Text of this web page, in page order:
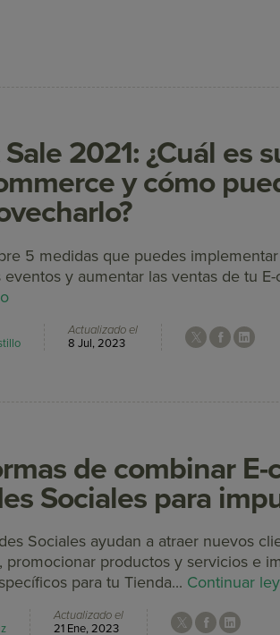
2021: ¿Cuál es
y cómo
5 medidas que puedes
eventos y aumentar las ventas de tu
Actualizado el
8 Jul, 2023
de combinar E-
Sociales para
Sociales ayudan a atraer nuevos
promocionar productos y servicios e
para tu Tienda... Continuar
Actualizado el
21 Ene, 2023